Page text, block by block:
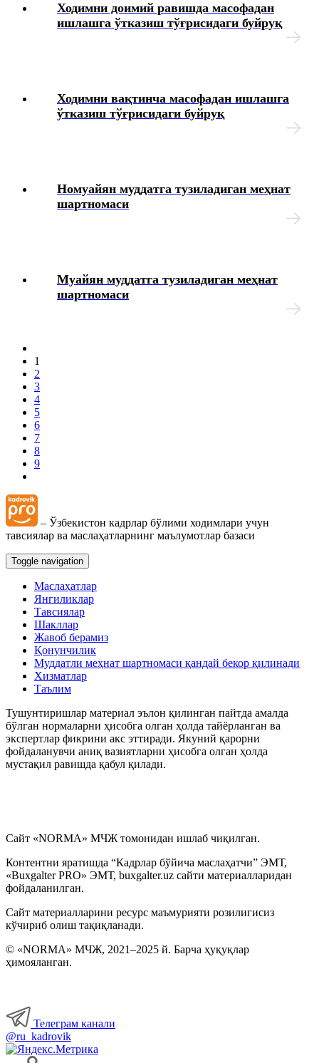
Ходимни доимий равишда масофадан
ишлашга ўтказиш тўғрисидаги буйруқ
Ходимни вақтинча масофадан ишлашга
ўтказиш тўғрисидаги буйруқ
Номуайян муддатга тузиладиган меҳнат
шартномаси
Муайян муддатга тузиладиган меҳнат
шартномаси
1
2
3
4
5
6
7
8
9
– Ўзбекистон кадрлар бўлими ходимлари учун
тавсиялар ва маслаҳатларнинг маълумотлар базаси
Toggle navigation
Маслаҳатлар
Янгиликлар
Тавсиялар
Шакллар
Жавоб берамиз
Қонунчилик
Муддатли меҳнат шартномаси қандай бекор қилинади
Хизматлар
Таълим
Тушунтиришлар материал эълон қилинган пайтда амалда
бўлган нормаларни ҳисобга олган ҳолда тайёрланган ва
экспертлар фикрини акс эттиради. Якуний қарорни
фойдаланувчи аниқ вазиятларни ҳисобга олган ҳолда
мустақил равишда қабул қилади.
Сайт «NORMA» МЧЖ томонидан ишлаб чиқилган.
Контентни яратишда “Кадрлар бўйича маслаҳатчи” ЭМТ,
«Buxgalter PRO» ЭМТ, buxgalter.uz сайти материалларидан
фойдаланилган.
Сайт материалларини ресурс маъмурияти розилигисиз
кўчириб олиш тақиқланади.
© «NORMA» МЧЖ, 2021–2025 й. Барча ҳуқуқлар
ҳимояланган.
Телеграм канали
@ru_kadrovik